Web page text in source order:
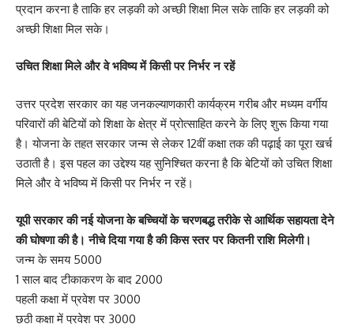
प्रदान करना है ताकि हर लड़की को अच्छी शिक्षा मिल सके ताकि हर लड़की को
अच्छी शिक्षा मिल सके।
उचित शिक्षा मिले और वे भविष्य में किसी पर निर्भर न रहें
उत्तर प्रदेश सरकार का यह जनकल्याणकारी कार्यक्रम गरीब और मध्यम वर्गीय
परिवारों की बेटियों को शिक्षा के क्षेत्र में प्रोत्साहित करने के लिए शुरू किया गया
है। योजना के तहत सरकार जन्म से लेकर 12वीं कक्षा तक की पढ़ाई का पूरा खर्च
उठाती है। इस पहल का उद्देश्य यह सुनिश्चित करना है कि बेटियों को उचित शिक्षा
मिले और वे भविष्य में किसी पर निर्भर न रहें।
यूपी सरकार की नई योजना के बच्चियों के चरणबद्ध तरीके से आर्थिक सहायता देने
की घोषणा की है। नीचे दिया गया है की किस स्तर पर कितनी राशि मिलेगी।
जन्म के समय 5000
1 साल बाद टीकाकरण के बाद 2000
पहली कक्षा में प्रवेश पर 3000
छठी कक्षा में प्रवेश पर 3000